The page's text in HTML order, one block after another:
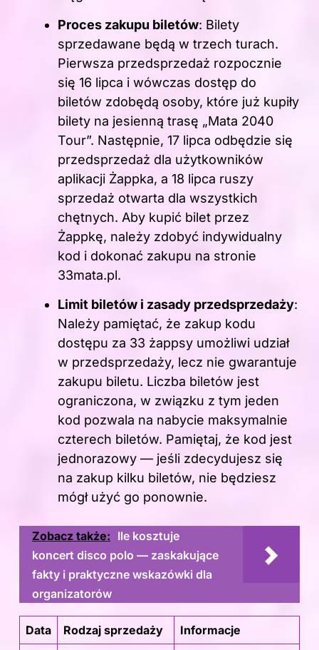
Proces zakupu biletów: Bilety
sprzedawane będą w trzech turach.
Pierwsza przedsprzedaż rozpocznie
się 16 lipca i wówczas dostęp do
biletów zdobędą osoby, które już kupiły
bilety na jesienną trasę „Mata 2040
Tour”. Następnie, 17 lipca odbędzie się
przedsprzedaż dla użytkowników
aplikacji Żappka, a 18 lipca ruszy
sprzedaż otwarta dla wszystkich
chętnych. Aby kupić bilet przez
Żappkę, należy zdobyć indywidualny
kod i dokonać zakupu na stronie
33mata.pl.
Limit biletów i zasady przedsprzedaży:
Należy pamiętać, że zakup kodu
dostępu za 33 żappsy umożliwi udział
w przedsprzedaży, lecz nie gwarantuje
zakupu biletu. Liczba biletów jest
ograniczona, w związku z tym jeden
kod pozwala na nabycie maksymalnie
czterech biletów. Pamiętaj, że kod jest
jednorazowy — jeśli zdecydujesz się
na zakup kilku biletów, nie będziesz
mógł użyć go ponownie.
Zobacz także: Ile kosztuje
koncert disco polo — zaskakujące
fakty i praktyczne wskazówki dla
organizatorów
Data Rodzaj sprzedaży
Informacje